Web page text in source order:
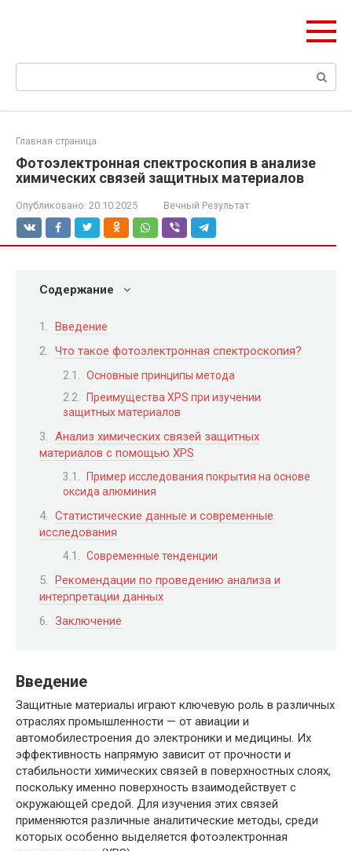
Поиск:
Главная страница
Фотоэлектронная спектроскопия в анализе
химических связей защитных материалов
Опубликовано: 20.10.2025 Вечный Результат
Содержание
Введение
Что такое фотоэлектронная спектроскопия?
Основные принципы метода
Преимущества XPS при изучении
защитных материалов
Анализ химических связей защитных
материалов с помощью XPS
Пример исследования покрытия на основе
оксида алюминия
Статистические данные и современные
исследования
Современные тенденции
Рекомендации по проведению анализа и
интерпретации данных
Заключение
Введение
Защитные материалы играют ключевую роль в различных
отраслях промышленности — от авиации и
автомобилестроения до электроники и медицины. Их
эффективность напрямую зависит от прочности и
стабильности химических связей в поверхностных слоях,
поскольку именно поверхность взаимодействует с
окружающей средой. Для изучения этих связей
применяются различные аналитические методы, среди
которых особенно выделяется фотоэлектронная